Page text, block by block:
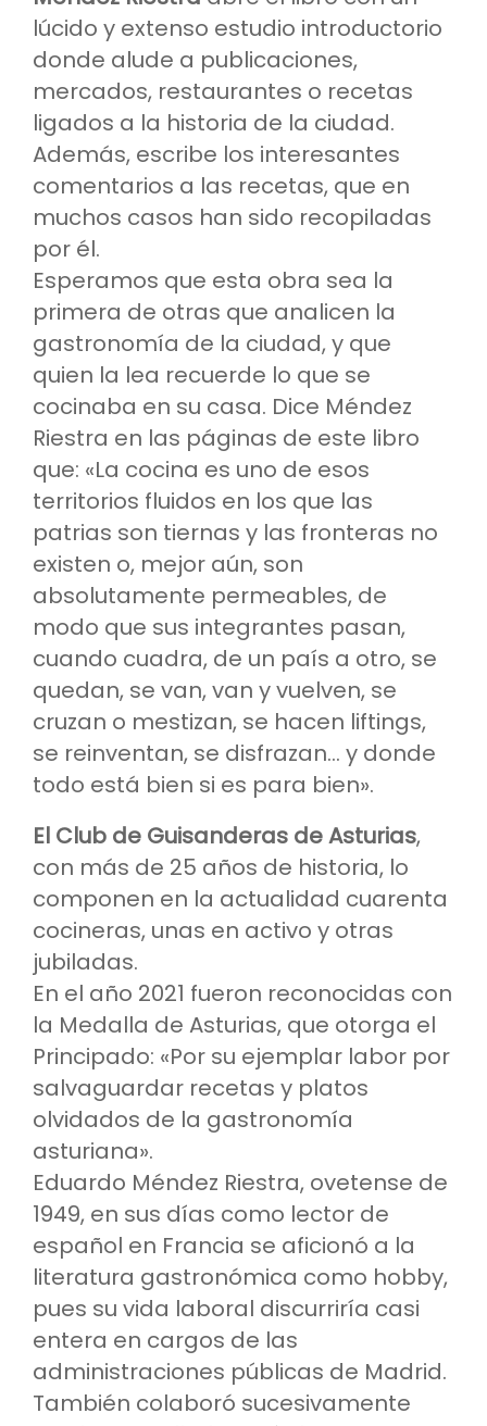
lúcido y extenso estudio introductorio
donde alude a publicaciones,
mercados, restaurantes o recetas
ligados a la historia de la ciudad.
Además, escribe los interesantes
comentarios a las recetas, que en
muchos casos han sido recopiladas
por él.
Esperamos que esta obra sea la
primera de otras que analicen la
gastronomía de la ciudad, y que
quien la lea recuerde lo que se
cocinaba en su casa. Dice Méndez
Riestra en las páginas de este libro
que: «La cocina es uno de esos
territorios fluidos en los que las
patrias son tiernas y las fronteras no
existen o, mejor aún, son
absolutamente permeables, de
modo que sus integrantes pasan,
cuando cuadra, de un país a otro, se
quedan, se van, van y vuelven, se
cruzan o mestizan, se hacen liftings,
se reinventan, se disfrazan… y donde
todo está bien si es para bien».
El Club de Guisanderas de Asturias,
con más de 25 años de historia, lo
componen en la actualidad cuarenta
cocineras, unas en activo y otras
jubiladas.
En el año 2021 fueron reconocidas con
la Medalla de Asturias, que otorga el
Principado: «Por su ejemplar labor por
salvaguardar recetas y platos
olvidados de la gastronomía
asturiana».
Eduardo Méndez Riestra, ovetense de
1949, en sus días como lector de
español en Francia se aficionó a la
literatura gastronómica como hobby,
pues su vida laboral discurriría casi
entera en cargos de las
administraciones públicas de Madrid.
También colaboró sucesivamente